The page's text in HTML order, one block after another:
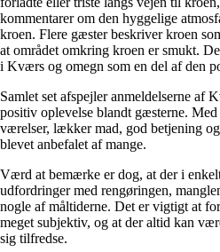
kommentarer om den hyggelige
kroen. Flere gæster beskriver kroen
at området omkring kroen er smukt.
i Kværs og omegn som en del af den
Samlet set afspejler anmeldelserne af
positiv oplevelse blandt gæsterne.
værelser, lækker mad, god betjening
blevet anbefalet af mange.
Værd at bemærke er dog, at der i
udfordringer med rengøringen,
nogle af måltiderne. Det er vigtigt at
meget subjektiv, og at der altid kan
sig tilfredse.